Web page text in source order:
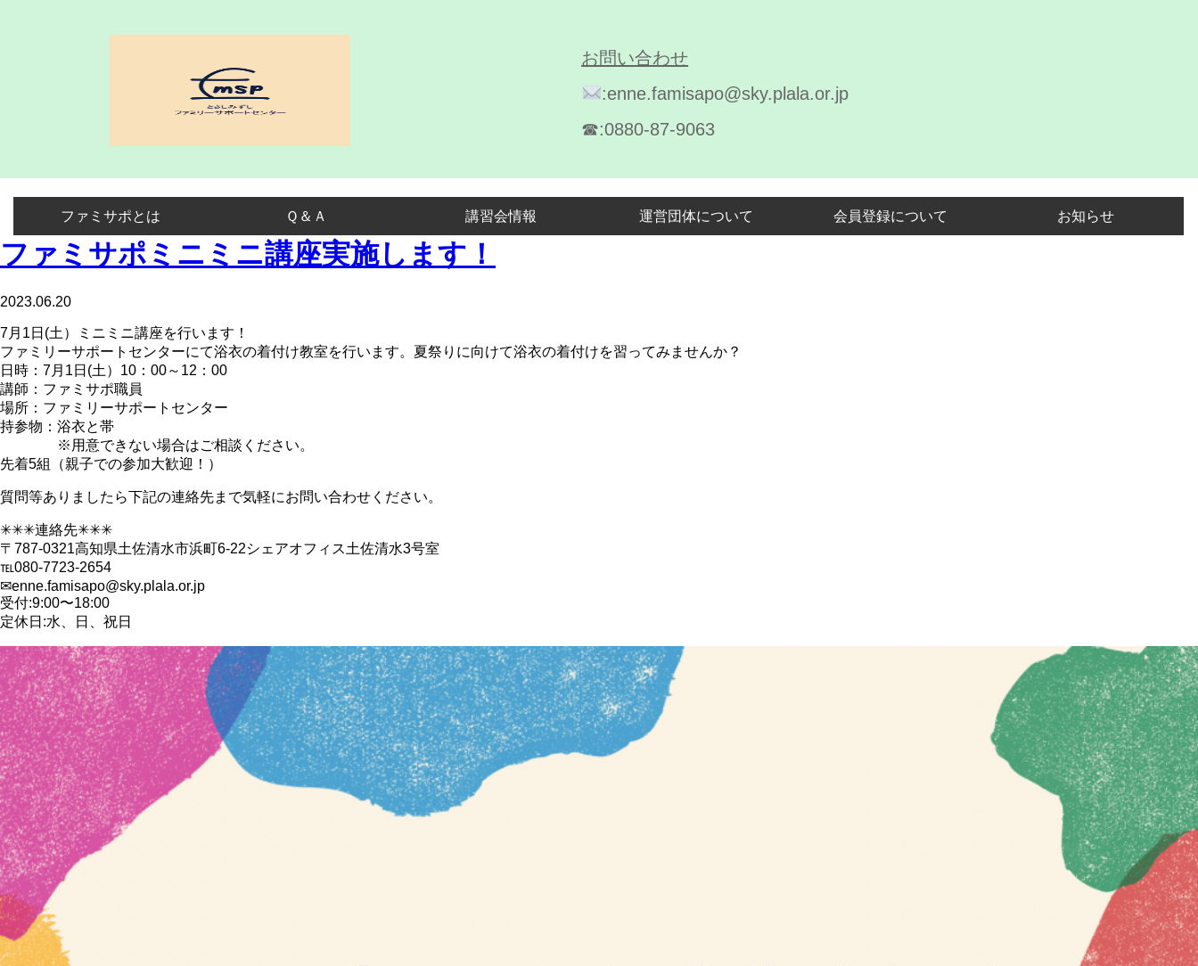
お問い合わせ
:enne.famisapo@sky.plala.or.jp
☎︎:0880-87-9063
ファミサポとは Ｑ＆Ａ 講習会情報 運営団体について 会員登録について お知らせ
ファミサポミニミニ講座実施します！
2023.06.20
7月1日(土）ミニミニ講座を行います！
ファミリーサポートセンターにて浴衣の着付け教室を行います。夏祭りに向けて浴衣の着付けを習ってみませんか？
日時：7月1日(土）10：00～12：00
講師：ファミサポ職員
場所：ファミリーサポートセンター
持参物：浴衣と帯
※用意できない場合はご相談ください。
先着5組（親子での参加大歓迎！）
質問等ありましたら下記の連絡先まで気軽にお問い合わせください。
✳︎✳︎✳︎連絡先✳︎✳︎✳︎
〒787-0321高知県土佐清水市浜町6-22シェアオフィス土佐清水3号室
℡080-7723-2654
✉︎enne.famisapo@sky.plala.or.jp
受付:9:00〜18:00
定休日:水、日、祝日